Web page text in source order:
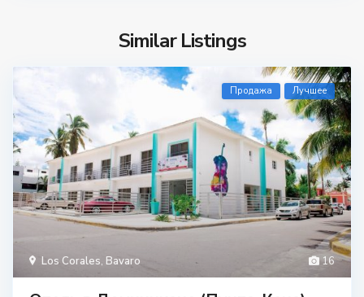
Similar Listings
16
Los Corales, Bavaro
Продажа Лучшее